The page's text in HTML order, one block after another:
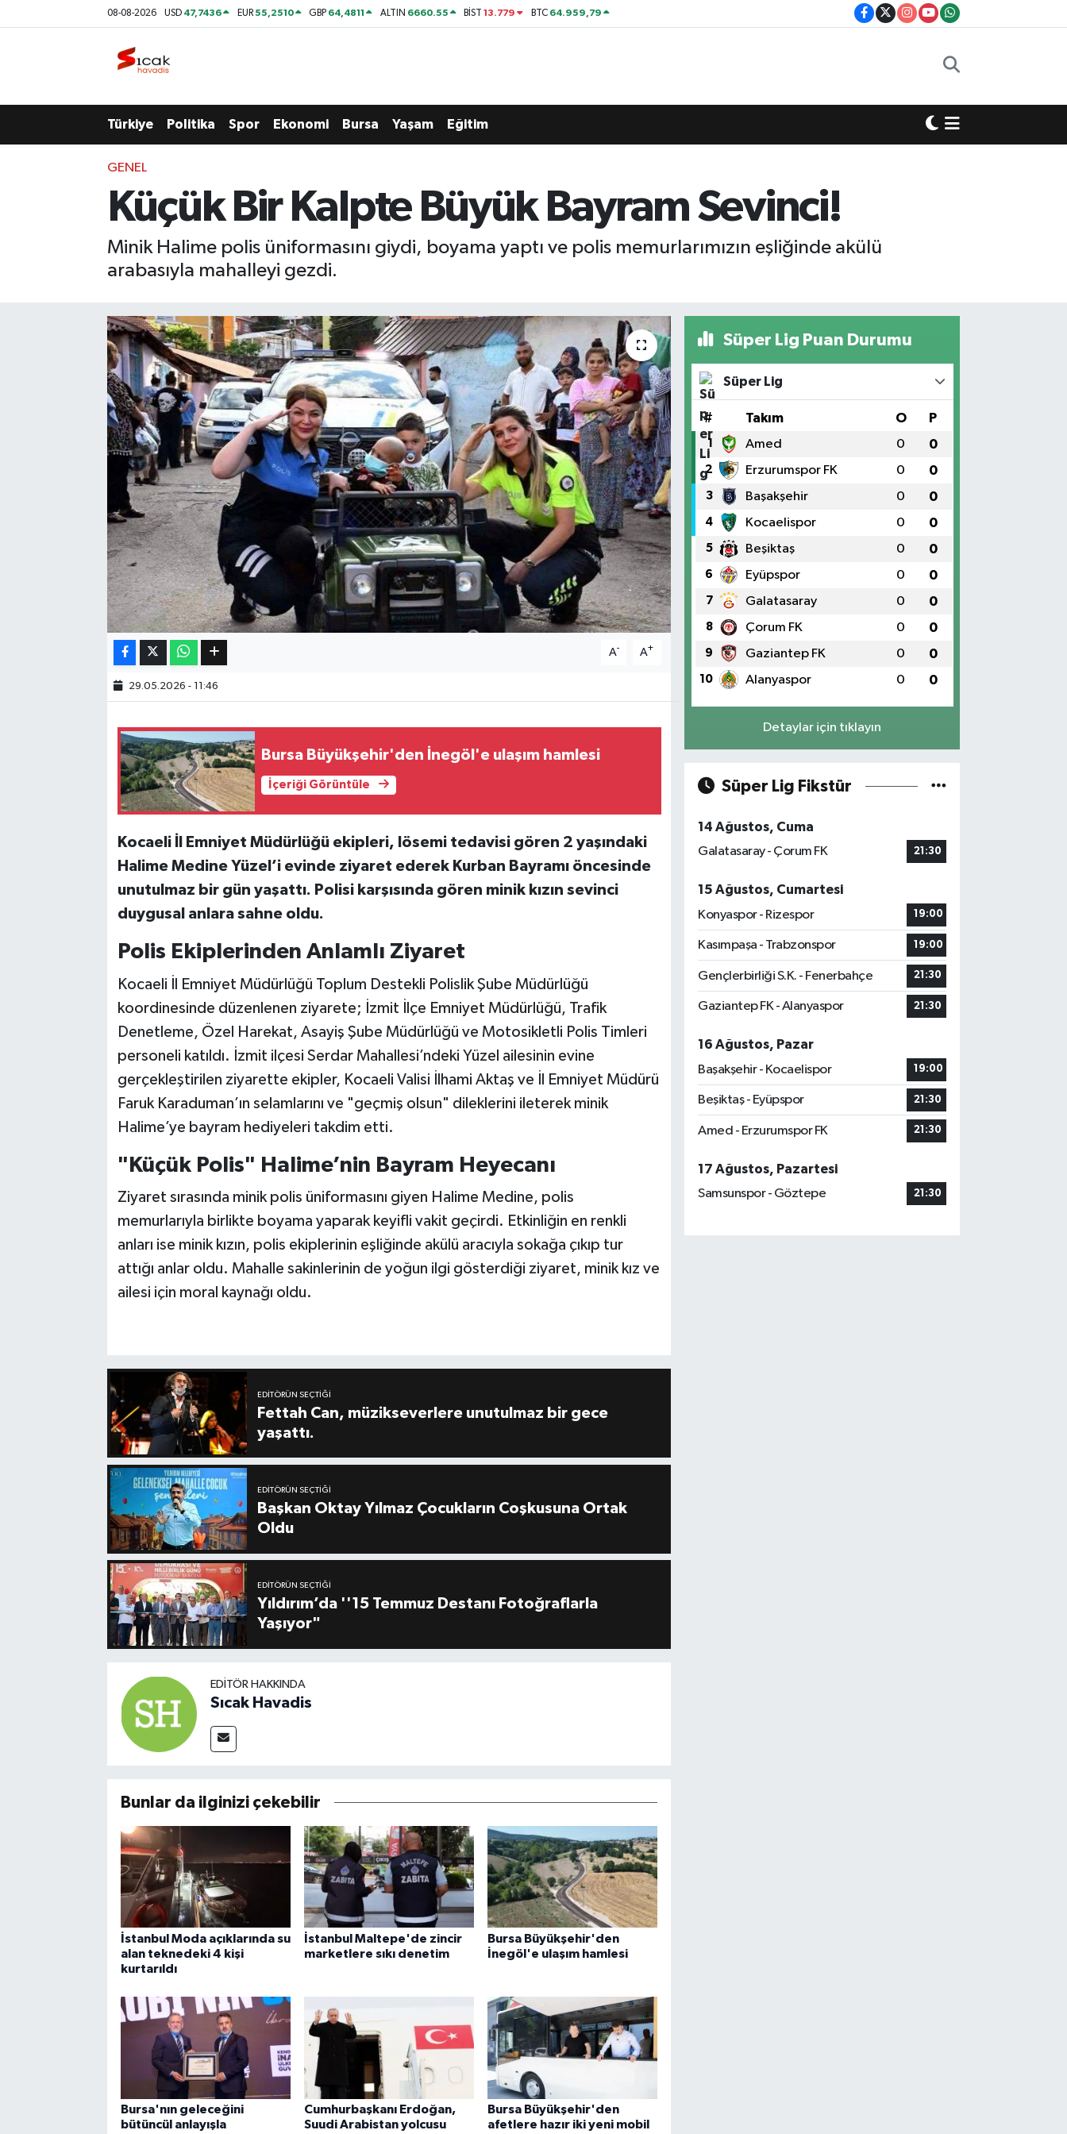
08-08-2026 USD 47,7436 EUR55,2510 GBP 64,4811 ALTIN 6660.55 BİST13.779 BTC 64.959,79
Türkiye Politika Spor Ekonomi Bursa Yaşam Eğitim
GENEL
Küçük Bir Kalpte Büyük Bayram Sevinci!
Minik Halime polis üniformasını giydi, boyama yaptı ve polis memurlarımızın eşliğinde akülü
arabasıyla mahalleyi gezdi.
A- A+
29.05.2026 - 11:46
Bursa Büyükşehir'den İnegöl'e ulaşım hamlesi
İçeriği Görüntüle
Kocaeli İl Emniyet Müdürlüğü ekipleri, lösemi tedavisi gören 2 yaşındaki
Halime Medine Yüzel’i evinde ziyaret ederek Kurban Bayramı öncesinde
unutulmaz bir gün yaşattı. Polisi karşısında gören minik kızın sevinci
duygusal anlara sahne oldu.
Polis Ekiplerinden Anlamlı Ziyaret
Kocaeli İl Emniyet Müdürlüğü Toplum Destekli Polislik Şube Müdürlüğü
koordinesinde düzenlenen ziyarete; İzmit İlçe Emniyet Müdürlüğü, Trafik
Denetleme, Özel Harekat, Asayiş Şube Müdürlüğü ve Motosikletli Polis Timleri
personeli katıldı. İzmit ilçesi Serdar Mahallesi’ndeki Yüzel ailesinin evine
gerçekleştirilen ziyarette ekipler, Kocaeli Valisi İlhami Aktaş ve İl Emniyet Müdürü
Faruk Karaduman’ın selamlarını ve "geçmiş olsun" dileklerini ileterek minik
Halime’ye bayram hediyeleri takdim etti.
"Küçük Polis" Halime’nin Bayram Heyecanı
Ziyaret sırasında minik polis üniformasını giyen Halime Medine, polis
memurlarıyla birlikte boyama yaparak keyifli vakit geçirdi. Etkinliğin en renkli
anları ise minik kızın, polis ekiplerinin eşliğinde akülü aracıyla sokağa çıkıp tur
attığı anlar oldu. Mahalle sakinlerinin de yoğun ilgi gösterdiği ziyaret, minik kız ve
ailesi için moral kaynağı oldu.
EDITÖRÜN SEÇTIĞI
Fettah Can, müzikseverlere unutulmaz bir gece
yaşattı.
EDITÖRÜN SEÇTIĞI
Başkan Oktay Yılmaz Çocukların Coşkusuna Ortak
Oldu
EDITÖRÜN SEÇTIĞI
Yıldırım’da ''15 Temmuz Destanı Fotoğraflarla
Yaşıyor"
EDITÖR HAKKINDA
Sıcak Havadis
Bunlar da ilginizi çekebilir
İstanbul Moda açıklarında su
alan teknedeki 4 kişi
kurtarıldı
İstanbul Maltepe'de zincir
marketlere sıkı denetim
Bursa Büyükşehir'den
İnegöl'e ulaşım hamlesi
Bursa'nın geleceğini
bütüncül anlayışla
Cumhurbaşkanı Erdoğan,
Suudi Arabistan yolcusu
Bursa Büyükşehir'den
afetlere hazır iki yeni mobil
Süper Lig Puan Durumu
Süper Lig
# Takım O P
1 Amed 0 0
2 Erzurumspor FK 0 0
3 Başakşehir 0 0
4 Kocaelispor 0 0
5 Beşiktaş 0 0
6 Eyüpspor 0 0
7 Galatasaray 0 0
8 Çorum FK 0 0
9 Gaziantep FK 0 0
10 Alanyaspor 0 0
Detaylar için tıklayın
Süper Lig Fikstür
14 Ağustos, Cuma
Galatasaray - Çorum FK
21:30
15 Ağustos, Cumartesi
Konyaspor - Rizespor
19:00
Kasımpaşa - Trabzonspor 19:00
Gençlerbirliği S.K. - Fenerbahçe 21:30
Gaziantep FK - Alanyaspor 21:30
16 Ağustos, Pazar
Başakşehir - Kocaelispor
19:00
Beşiktaş - Eyüpspor 21:30
Amed - Erzurumspor FK 21:30
17 Ağustos, Pazartesi
Samsunspor - Göztepe
21:30
Kültür & Sanat
Bilim, Teknoloji
Nöbetçi Eczaneler
Tüm Manşetler
Son Dakika Haberleri